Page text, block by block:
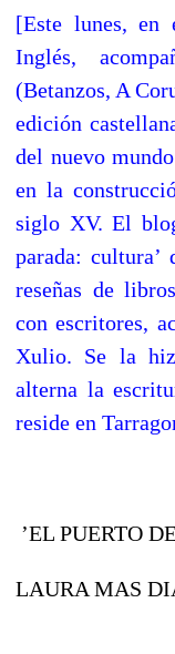
[Este lunes,
Inglés,
(Betanzos, A
edición
del nuevo
en la
siglo XV. El
parada: cultura’
reseñas de
con escritores,
Xulio. Se la
alterna la
reside en
’EL PUERTO
LAURA MAS